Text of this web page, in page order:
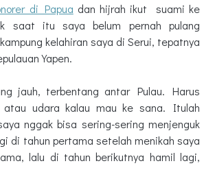
di Papua dan hijrah ikut suami ke
saat itu saya belum pernah pulang
kelahiran saya di Serui, tepatnya
Yapen.
jauh, terbentang antar Pulau. Harus
udara kalau mau ke sana. Itulah
nggak bisa sering-sering menjenguk
di tahun pertama setelah menikah saya
lalu di tahun berikutnya hamil lagi,